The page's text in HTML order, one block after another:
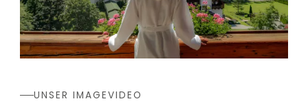
UNSER IMAGEVIDEO